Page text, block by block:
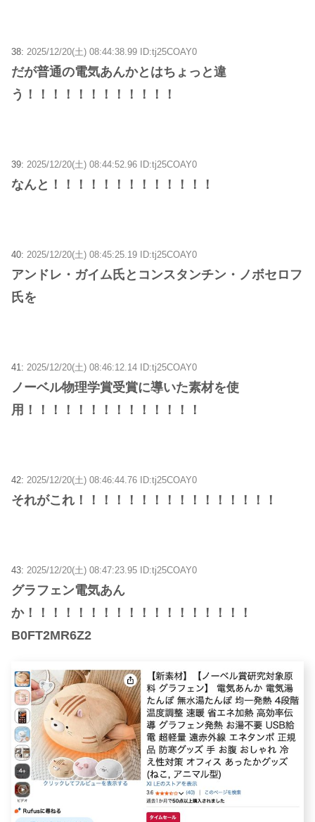
38: 2025/12/20(土) 08:44:38.99 ID:tj25COAY0
だが普通の電気あんかとはちょっと違
う！！！！！！！！！！！！
39: 2025/12/20(土) 08:44:52.96 ID:tj25COAY0
なんと！！！！！！！！！！！！！
40: 2025/12/20(土) 08:45:25.19 ID:tj25COAY0
アンドレ・ガイム氏とコンスタンチン・ノボセロフ
氏を
41: 2025/12/20(土) 08:46:12.14 ID:tj25COAY0
ノーベル物理学賞受賞に導いた素材を使
用！！！！！！！！！！！！！！
42: 2025/12/20(土) 08:46:44.76 ID:tj25COAY0
それがこれ！！！！！！！！！！！！！！！！
43: 2025/12/20(土) 08:47:23.95 ID:tj25COAY0
グラフェン電気あん
か！！！！！！！！！！！！！！！！！！
B0FT2MR6Z2